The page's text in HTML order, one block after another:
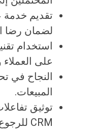
تقديم خدمة
لضمان رضا
استخدام
على العملاء
النجاح في
المبيعات.
توثيق
CRM للرجوع إليها في المستقبل.